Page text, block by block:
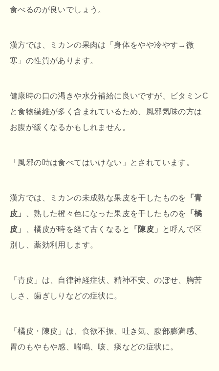
食べるのが良いでしょう。
漢方では、ミカンの果肉は「身体をやや冷やす→微
寒」の性質があります。
健康時の口の渇きや水分補給に良いですが、ビタミンC
と食物繊維が多く含まれているため、風邪気味の方は
お腹が緩くなるかもしれません。
「風邪の時は食べてはいけない」とされています。
漢方では、ミカンの未成熟な果皮を干したものを
「青
皮」
、熟した橙々色になった果皮を干したものを
「橘
皮」
、橘皮が時を経て古くなると 「陳皮」
と呼んで区
別し、薬効利用します。
「青皮」は、自律神経症状、精神不安、のぼせ、胸苦
しさ、歯ぎしりなどの症状に。
「橘皮・陳皮」は、食欲不振、吐き気、腹部膨満感、
胃のもやもや感、喘鳴、咳、痰などの症状に。